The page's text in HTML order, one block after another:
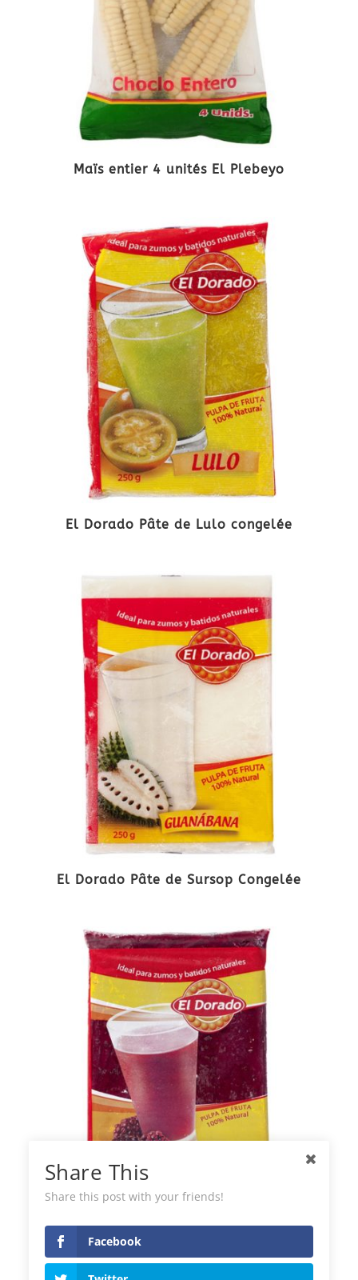
Maïs entier 4 unités El Plebeyo
El Dorado Pâte de Lulo congelée
El Dorado Pâte de Sursop Congelée
El Dorado Pâte de Mûres Surgelée
Share This
Share this post with your friends!
Facebook